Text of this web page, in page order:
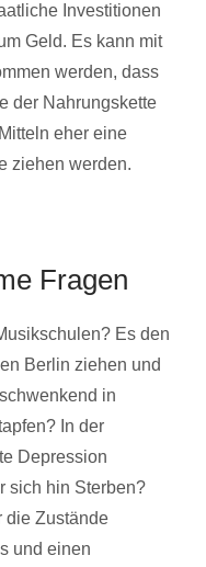
Investitionen
Geld. Es kann mit
werden, dass
der Nahrungskette
eher eine
ziehen werden.
Fragen
Es den
Berlin ziehen und
in
In der
Depression
sich hin Sterben?
die Zustände
und einen